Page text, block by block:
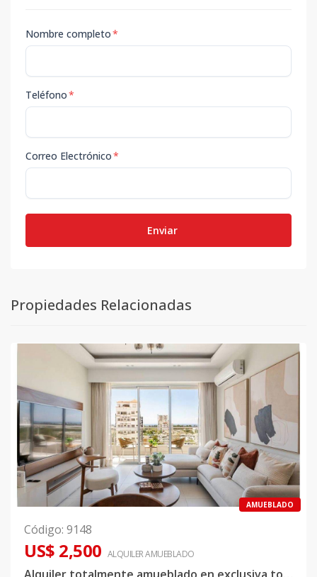
Nombre completo*
Teléfono*
Correo Electrónico*
Enviar
Propiedades Relacionadas
AMUEBLADO
Código: 9148
US$ 2,500 ALQUILERAMUEBLADO